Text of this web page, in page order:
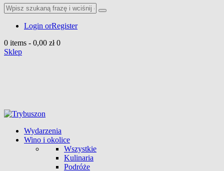
Login orRegister
0 items - 0,00 zł 0
Sklep
Wydarzenia
Wino i okolice
Wszystkie
Kulinaria
Podróże